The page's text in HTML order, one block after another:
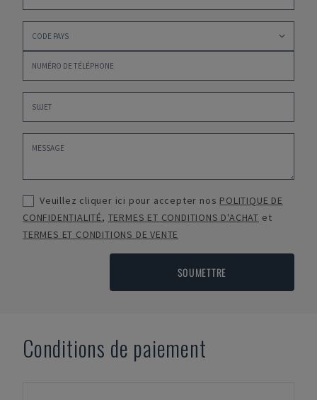
Veuillez cliquer ici pour accepter nos POLITIQUE DE
CONFIDENTIALITÉ, TERMES ET CONDITIONS D'ACHAT et
TERMES ET CONDITIONS DE VENTE
SOUMETTRE
Conditions de paiement